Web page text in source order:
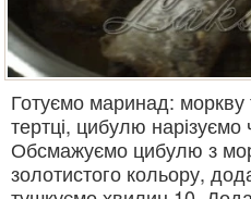
Готуємо маринад: моркву
тертці, цибулю нарізуємо
Обсмажуємо цибулю з
золотистого кольору,